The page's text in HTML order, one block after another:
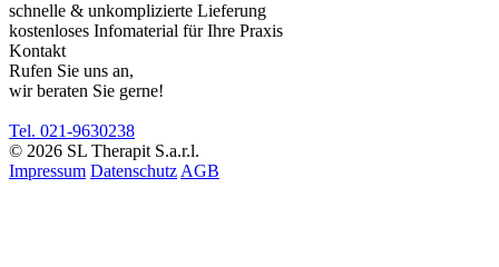
schnelle & unkomplizierte Lieferung
kostenloses Infomaterial für Ihre Praxis
Kontakt
Rufen Sie uns an,
wir beraten Sie gerne!
Tel. 021-9630238
© 2026 SL Therapit S.a.r.l.
Impressum Datenschutz AGB